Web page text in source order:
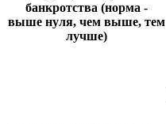
банкротства (норма -
выше нуля, чем выше, тем
лучше)